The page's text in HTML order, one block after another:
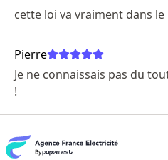
cette loi va vraiment dans le
Pierre
Je ne connaissais pas du
!